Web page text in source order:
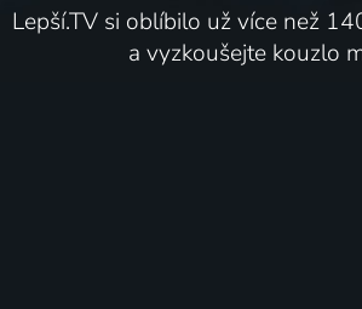
Lepší.TV si oblíbilo už více než
a vyzkoušejte kouzlo